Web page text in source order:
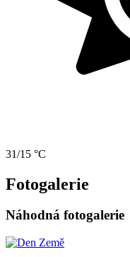
31/15 °C
Fotogalerie
Náhodná fotogalerie